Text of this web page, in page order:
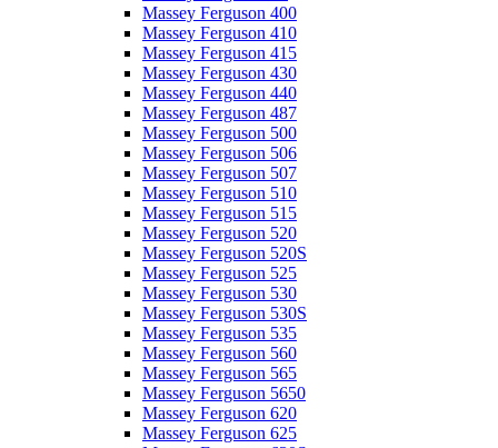
Massey Ferguson 400
Massey Ferguson 410
Massey Ferguson 415
Massey Ferguson 430
Massey Ferguson 440
Massey Ferguson 487
Massey Ferguson 500
Massey Ferguson 506
Massey Ferguson 507
Massey Ferguson 510
Massey Ferguson 515
Massey Ferguson 520
Massey Ferguson 520S
Massey Ferguson 525
Massey Ferguson 530
Massey Ferguson 530S
Massey Ferguson 535
Massey Ferguson 560
Massey Ferguson 565
Massey Ferguson 5650
Massey Ferguson 620
Massey Ferguson 625